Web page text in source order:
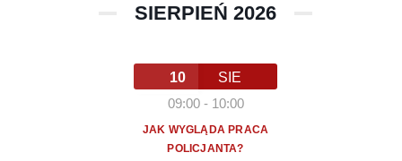
SIERPIEŃ 2026
10
SIE
09:00- 10:00
JAK WYGLĄDA PRACA
POLICJANTA?